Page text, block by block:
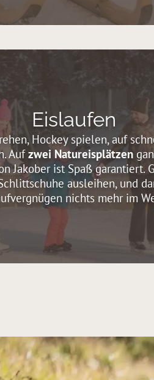
Eislaufen
Hockey spielen, auf
Aufzwei Natureisplätzen
Jakober ist Spaß garantiert.
ausleihen, und
nichts mehr im